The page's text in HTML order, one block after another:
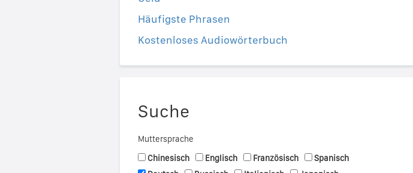
Häufigste Phrasen
Kostenloses Audiowörterbuch
Suche
Muttersprache
Chinesisch
Englisch Französisch
Spanisch